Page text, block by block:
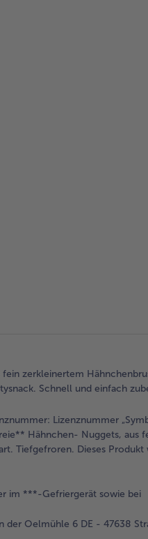
zerkleinertem
Schnell und einfach
Lizenznummer
Hähnchen- Nuggets, aus
Tiefgefroren. Dieses
im ***-Gefriergerät sowie bei
Oelmühle 6 DE - 47638